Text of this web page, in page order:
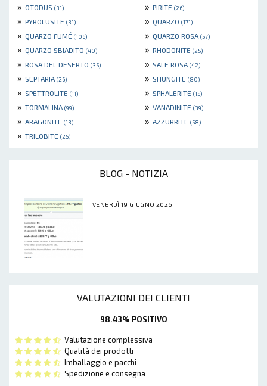
» OTODUS (31) » PIRITE (26)
» PYROLUSITE (31) » QUARZO (171)
» QUARZO FUMÉ (106) » QUARZO ROSA (57)
» QUARZO SBIADITO (40) » RHODONITE (25)
» ROSA DEL DESERTO (35) » SALE ROSA (42)
» SEPTARIA (26) » SHUNGITE (80)
» SPETTROLITE (11) » SPHALERITE (15)
» TORMALINA (99) » VANADINITE (39)
» ARAGONITE (13) » AZZURRITE (58)
» TRILOBITE (25)
BLOG - NOTIZIA
VENERDÌ 19 GIUGNO 2026
VALUTAZIONI DEI CLIENTI
98.43% POSITIVO
Valutazione complessiva
Qualità dei prodotti
Imballaggio e pacchi
Spedizione e consegna